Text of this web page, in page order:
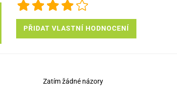
PŘIDAT VLASTNÍ HODNOCENÍ
Zatím žádné názory